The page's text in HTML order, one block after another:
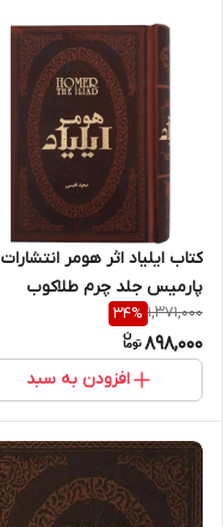
کتاب ایلیاد اثر هومر انتشارات
پارمیس جلد چرم طلاکوب
1,371,000
34%
898,000
افزودن به سبد